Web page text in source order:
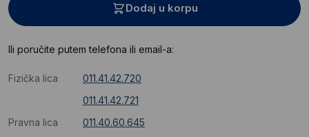
Dodaj u korpu
Ili poručite putem telefona ili email-a:
Fizička lica
011.41.42.720
011.41.42.721
Pravna lica
011.40.60.645